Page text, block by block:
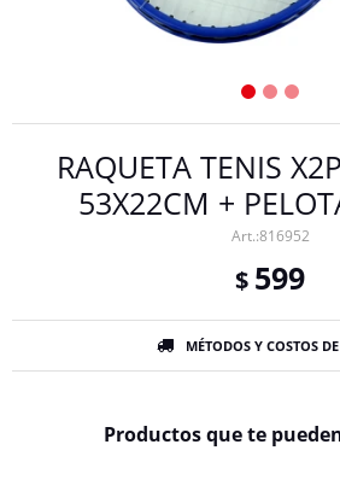
RAQUETA TENIS
53X22CM +
816952
$ 599
MÉTODOS Y COSTOS
Productos que te